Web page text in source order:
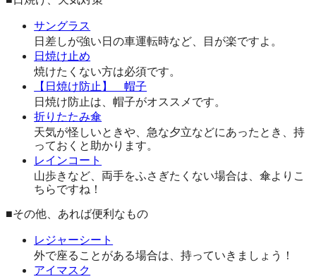
サングラス
日差しが強い日の車運転時など、目が楽ですよ。
日焼け止め
焼けたくない方は必須です。
【日焼け防止】 帽子
日焼け防止は、帽子がオススメです。
折りたたみ傘
天気が怪しいときや、急な夕立などにあったとき、持
っておくと助かります。
レインコート
山歩きなど、両手をふさぎたくない場合は、傘よりこ
ちらですね！
■その他、あれば便利なもの
レジャーシート
外で座ることがある場合は、持っていきましょう！
アイマスク